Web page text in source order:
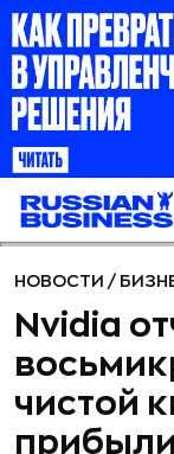
НОВОСТИ /
Nvidia
чистой
прибыли